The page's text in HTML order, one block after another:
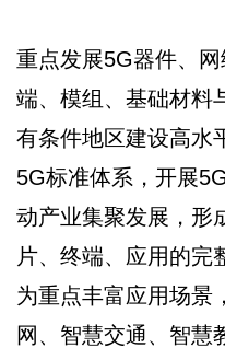
重点发展5G器件、
端、模组、基础材料
有条件地区建设高水
5G标准体系，开展
动产业集聚发展，形
片、终端、应用的完
为重点丰富应用场景
网、智慧交通、智慧